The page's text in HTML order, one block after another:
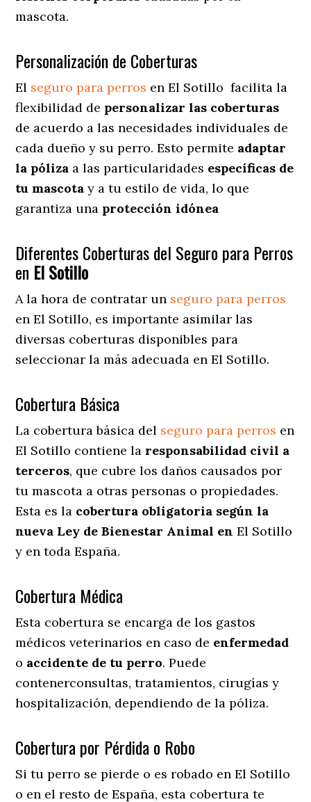
mascota.
Personalización de Coberturas
El seguro para perros en El Sotillo facilita la
flexibilidad de personalizar las coberturas
de acuerdo a las necesidades individuales de
cada dueño y su perro. Esto permite adaptar
la póliza a las particularidades específicas de
tu mascota y a tu estilo de vida, lo que
garantiza una protección idónea
Diferentes Coberturas del Seguro para Perros
en El Sotillo
A la hora de contratar un seguro para perros
en El Sotillo, es importante asimilar las
diversas coberturas disponibles para
seleccionar la más adecuada en El Sotillo.
Cobertura Básica
La cobertura básica del seguro para perros en
El Sotillo contiene la responsabilidad civil a
terceros, que cubre los daños causados por
tu mascota a otras personas o propiedades.
Esta es la cobertura obligatoria según la
nueva Ley de Bienestar Animal enEl Sotillo
y en toda España.
Cobertura Médica
Esta cobertura se encarga de los gastos
médicos veterinarios en caso de enfermedad
o accidente de tu perro. Puede
contenerconsultas, tratamientos, cirugías y
hospitalización, dependiendo de la póliza.
Cobertura por Pérdida o Robo
Si tu perro se pierde o es robado en El Sotillo
o en el resto de España, esta cobertura te